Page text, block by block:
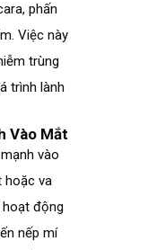
phấn
Việc này
trùng
trình lành
Vào Mắt
vào
hoặc va
động
nếp mí